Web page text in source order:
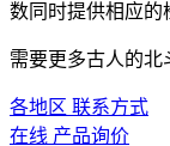
数同时提供相应的
需要更多古人的
各地区 联系方式
在线 产品询价